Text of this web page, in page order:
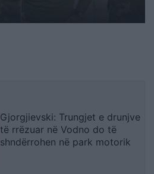
Gjorgjievski: Trungjet e drunjve
të rrëzuar në Vodno do të
shndërrohen në park motorik